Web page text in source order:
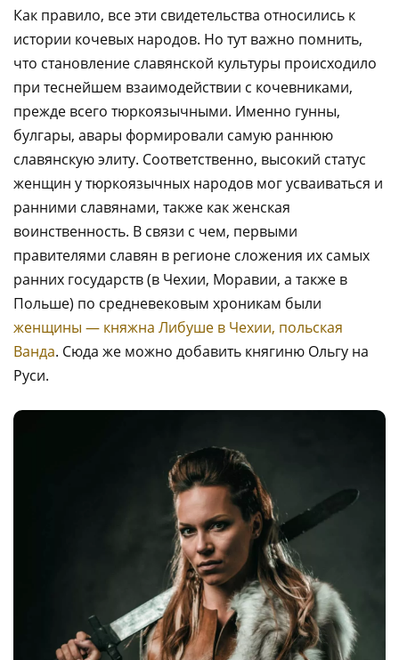
Как правило, все эти свидетельства относились к
истории кочевых народов. Но тут важно помнить,
что становление славянской культуры происходило
при теснейшем взаимодействии с кочевниками,
прежде всего тюркоязычными. Именно гунны,
булгары, авары формировали самую раннюю
славянскую элиту. Соответственно, высокий статус
женщин у тюркоязычных народов мог усваиваться и
ранними славянами, также как женская
воинственность. В связи с чем, первыми
правителями славян в регионе сложения их самых
ранних государств (в Чехии, Моравии, а также в
Польше) по средневековым хроникам были
женщины — княжна Либуше в Чехии, польская
Ванда. Сюда же можно добавить княгиню Ольгу на
Руси.